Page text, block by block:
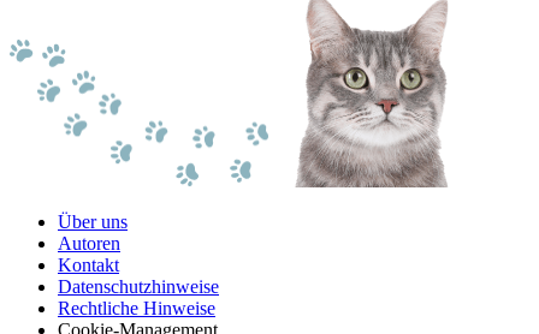
Über uns
Autoren
Kontakt
Datenschutzhinweise
Rechtliche Hinweise
Cookie-Management